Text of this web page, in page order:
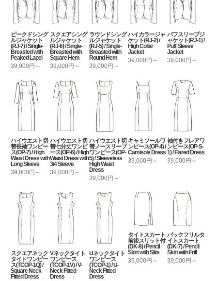
ピークドシング
ルジャケット
(RJ-7) / Single-
Breasted with
Peaked Lapel
39,000円～
スクエアシング
ルジャケット
(RJ-6) / Single-
Breasted with
Square Hem
39,000円～
ラウンドシング
ルジャケット
(RJ-5) / Single-
Breasted with
Round Hem
39,000円～
ハイカラージャ
ケット(RJ-2) /
High Collar
Jacket
39,000円～
パフスリーブジ
ャケット(RJ-1) /
Puff Sleeve
Jacket
39,000円～
ハイウエスト切
替長袖ワンピー
ス(OP-7) / High
Waist Dress with
Long Sleeve
39,000円～
ハイウエスト切
替七分丈ワンピ
ース(OP-6) / High
Waist Dress with
3/4 Sleeve
39,000円～
ハイウエスト切
替ノースリーブ
ワンピース(OP-
5) / Sleeveless
High Waist
Dress
39,000円～
キャミソールワ
ンピース(OP-4) /
Camisole Dress
39,000円～
袖付きフレアワ
ンピース(OP-S-
1) / Flared Dress
39,000円～
スクエアネック
タイトワンピー
ス(TCOP-1Q) /
Square Neck
Fitted Dress
Vネックタイト
ワンピース
(TCOP-1V) / V-
Neck Fitted
Dress
Uネックタイト
ワンピース
(TCOP-1) / U-
Neck Fitted
Dress
タイトスカート
前後スリット付
(DK-8) / Pencil
Skirt with Slits
39,000円～
バックフリルタ
イトスカート
(DK-7) / Pencil
Skirt with Frill
39,000円～